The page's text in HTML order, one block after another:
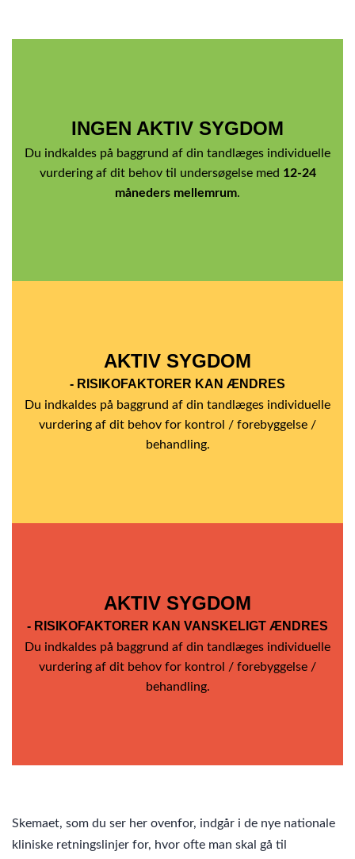
INGEN AKTIV SYGDOM
Du indkaldes på baggrund af din tandlæges individuelle
vurdering af dit behov til undersøgelse med 12-24
måneders mellemrum.
AKTIV SYGDOM
- RISIKOFAKTORER KAN ÆNDRES
Du indkaldes på baggrund af din tandlæges individuelle
vurdering af dit behov for kontrol / forebyggelse /
behandling.
AKTIV SYGDOM
- RISIKOFAKTORER KAN VANSKELIGT ÆNDRES
Du indkaldes på baggrund af din tandlæges individuelle
vurdering af dit behov for kontrol / forebyggelse /
behandling.
Skemaet, som du ser her ovenfor, indgår i de nye nationale
kliniske retningslinjer for, hvor ofte man skal gå til